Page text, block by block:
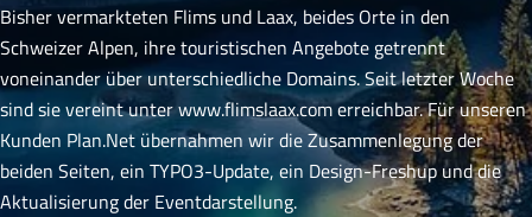
Bisher vermarkteten Flims und Laax, beides Orte in den
Schweizer Alpen, ihre touristischen Angebote getrennt
voneinander über unterschiedliche Domains. Seit letzter Woche
sind sie vereint unter www.flimslaax.com erreichbar. Für unseren
Kunden Plan.Net übernahmen wir die Zusammenlegung der
beiden Seiten, ein TYPO3-Update, ein Design-Freshup und die
Aktualisierung der Eventdarstellung.